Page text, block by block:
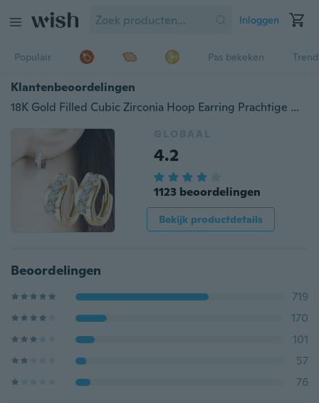
Inloggen
Populair Pas bekeken
Klantenbeoordelingen
18K Gold Filled Cubic Zirconia Hoop Earring Prachtige mooie oorbel voor vrouwen
GLOBAAL
4.2
1123 beoordelingen
Bekijk productdetails
Beoordelingen
719
170
101
57
76